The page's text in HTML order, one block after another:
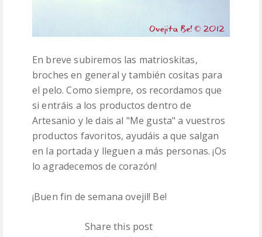
En breve subiremos las matrioskitas,
broches en general y también cositas para
el pelo. Como siempre, os recordamos que
si entráis a los productos dentro de
Artesanio y le dais al "Me gusta" a vuestros
productos favoritos, ayudáis a que salgan
en la portada y lleguen a más personas. ¡Os
lo agradecemos de corazón!
¡Buen fin de semana ovejil! Be!
Share this post